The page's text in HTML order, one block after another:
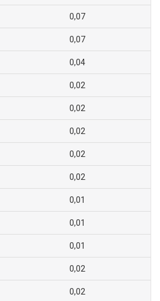
0,07
0,07
0,04
0,02
0,02
0,02
0,02
0,02
0,01
0,01
0,01
0,02
0,02